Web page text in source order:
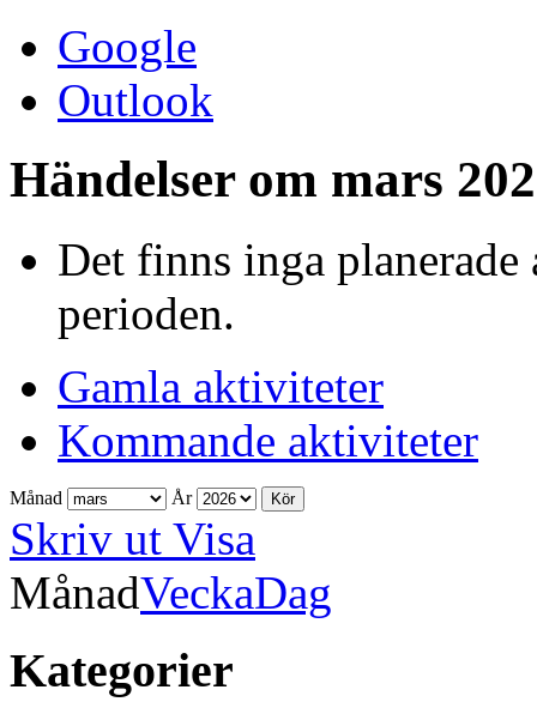
Google
Outlook
Händelser om mars
Det finns inga
perioden.
Gamla aktiviteter
Kommande aktiviteter
Månad År
Skriv ut Visa
MånadVeckaDag
Kategorier